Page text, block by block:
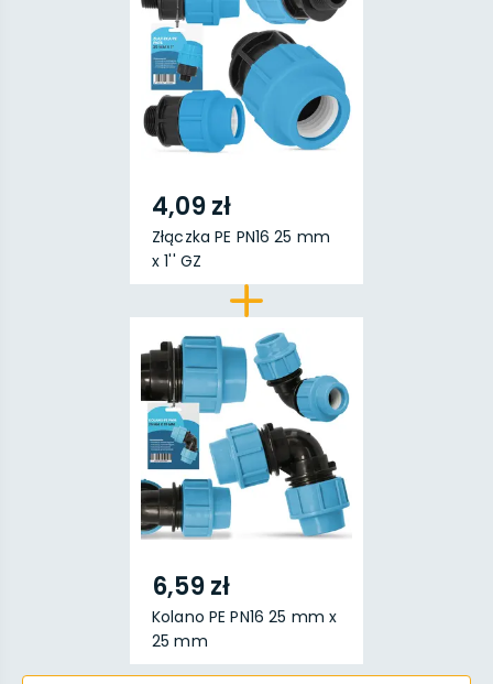
4,09 zł
Złączka PE PN16 25 mm
x 1'' GZ
6,59 zł
Kolano PE PN16 25 mm x
25 mm